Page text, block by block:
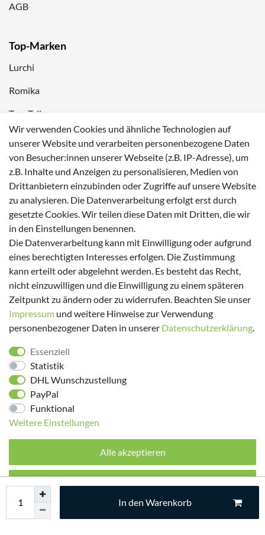
In den Warenkorb
AGB
Top-Marken
Lurchi
Romika
Tom Tailor
Zahlungsmöglichkeiten
Versanddienstleister
Folge uns!
© 2026 made by Supremo | Alle Rechte vorbehalten.
Wir verwenden Cookies und ähnliche Technologien auf
unserer Website und verarbeiten personenbezogene Daten
von Besucher:innen unserer Webseite (z.B. IP-Adresse), um
z.B. Inhalte und Anzeigen zu personalisieren, Medien von
Drittanbietern einzubinden oder Zugriffe auf unsere Website
zu analysieren. Die Datenverarbeitung erfolgt erst durch
gesetzte Cookies. Wir teilen diese Daten mit Dritten, die wir
in den Einstellungen benennen.
Die Datenverarbeitung kann mit Einwilligung oder aufgrund
eines berechtigten Interesses erfolgen. Die Zustimmung
kann erteilt oder abgelehnt werden. Es besteht das Recht,
nicht einzuwilligen und die Einwilligung zu einem späteren
Zeitpunkt zu ändern oder zu widerrufen. Beachten Sie unser
Impressum und weitere Hinweise zur Verwendung
personenbezogener Daten in unserer Daten­schutz­erklärung.
Essenziell
Statistik
DHL Wunschzustellung
PayPal
Funktional
Weitere Einstellungen
Alle akzeptieren